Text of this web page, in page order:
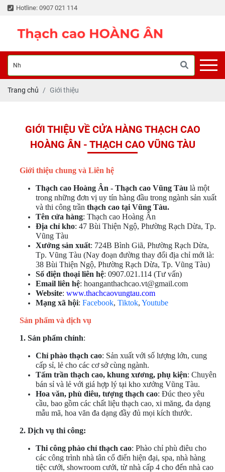
Hotline: 0907 021 114
Trang chủ Giới thiệu
GIỚI THIỆU VỀ CỬA HÀNG THẠCH CAO
HOÀNG ÂN - THẠCH CAO VŨNG TÀU
Giới thiệu chung và Liên hệ
Thạch cao Hoàng Ân - Thạch cao Vũng Tàu là một
trong những đơn vị uy tín hàng đầu trong ngành sản xuất
và thi công trần thạch cao tại Vũng Tàu.
Tên cửa hàng: Thạch cao Hoàng Ân
Địa chỉ kho: 47 Bùi Thiện Ngộ, Phường Rạch Dừa, Tp.
Vũng Tàu
Xưởng sản xuất: 724B Bình Giã, Phường Rạch Dừa,
Tp. Vũng Tàu (Nay đoạn đường thay đổi địa chỉ mới là:
38 Bùi Thiện Ngộ, Phường Rạch Dừa, Tp. Vũng Tàu)
Số điện thoại liên hệ: 0907.021.114 (Tư vấn)
Email liên hệ: hoanganthachcao.vt@gmail.com
Website: www.thachcaovungtau.com
Mạng xã hội: Facebook, Tiktok, Youtube
Sản phẩm và dịch vụ
1. Sản phẩm chính:
Chỉ phào thạch cao: Sản xuất với số lượng lớn, cung
cấp sỉ, lẻ cho các cơ sở cùng ngành.
Tấm trần thạch cao, khung xương, phụ kiện: Chuyên
bán sỉ và lẻ với giá hợp lý tại kho xưởng Vũng Tàu.
Hoa văn, phù điêu, tượng thạch cao: Đúc theo yêu
cầu, bao gồm các chất liệu thạch cao, xi măng, đa dạng
mẫu mã, hoa văn đa dạng đầy đủ mọi kích thước.
2. Dịch vụ thi công:
Thi công phào chỉ thạch cao: Phào chỉ phù điêu cho
các công trình nhà tân cổ điển hiện đại, spa, nhà hàng
tiệc cưới, showroom cưới, từ nhà cấp 4 cho đến nhà cao